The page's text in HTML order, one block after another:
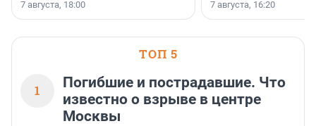
7 августа, 18:00
поменялась роль
7 августа, 16:20
ТОП 5
1
Погибшие и пострадавшие. Что
известно о взрыве в центре
Москвы